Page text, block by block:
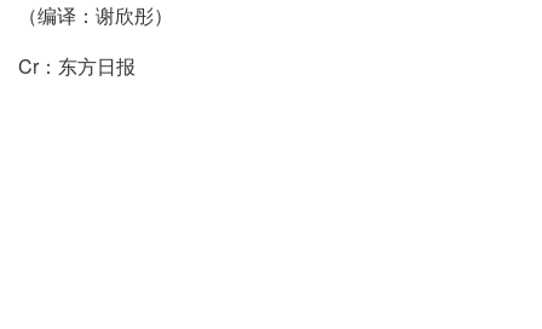
（编译：谢欣彤）
Cr：东方日报